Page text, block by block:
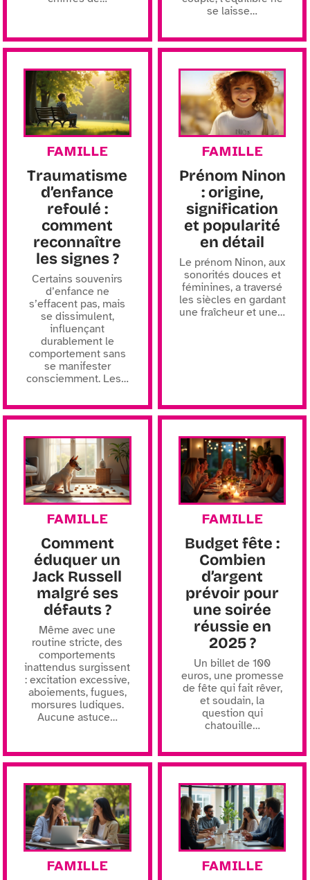
se laisse…
FAMILLE
Traumatisme
d’enfance
refoulé :
comment
reconnaître
les signes ?
Certains souvenirs
d’enfance ne
s’effacent pas, mais
se dissimulent,
influençant
durablement le
comportement sans
se manifester
consciemment. Les…
FAMILLE
Prénom Ninon
: origine,
signification
et popularité
en détail
Le prénom Ninon, aux
sonorités douces et
féminines, a traversé
les siècles en gardant
une fraîcheur et une…
FAMILLE
Comment
éduquer un
Jack Russell
malgré ses
défauts ?
Même avec une
routine stricte, des
comportements
inattendus surgissent
: excitation excessive,
aboiements, fugues,
morsures ludiques.
Aucune astuce…
FAMILLE
Budget fête :
Combien
d’argent
prévoir pour
une soirée
réussie en
2025 ?
Un billet de 100
euros, une promesse
de fête qui fait rêver,
et soudain, la
question qui
chatouille…
FAMILLE FAMILLE